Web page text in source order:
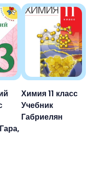
Химия 11 класс
Учебник
Габриелян